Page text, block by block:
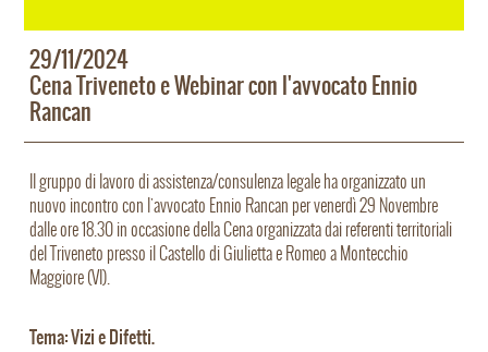
29/11/2024
Cena Triveneto e Webinar con l'avvocato Ennio
Rancan
Il gruppo di lavoro di assistenza/consulenza legale ha organizzato un
nuovo incontro con l'avvocato Ennio Rancan per venerdì 29 Novembre
dalle ore 18.30 in occasione della Cena organizzata dai referenti territoriali
del Triveneto presso il Castello di Giulietta e Romeo a Montecchio
Maggiore (VI).
Tema: Vizi e Difetti.